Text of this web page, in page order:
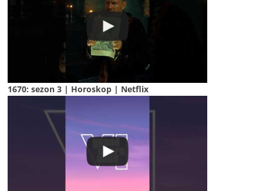
1670: sezon 3 | Horoskop | Netflix